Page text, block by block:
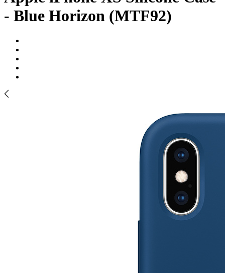
- Blue Horizon (MTF92)